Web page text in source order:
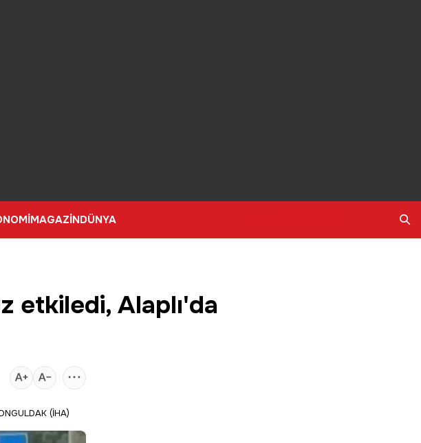
MAGAZİNDÜNYA
etkiledi, Alaplı'da
(İHA)